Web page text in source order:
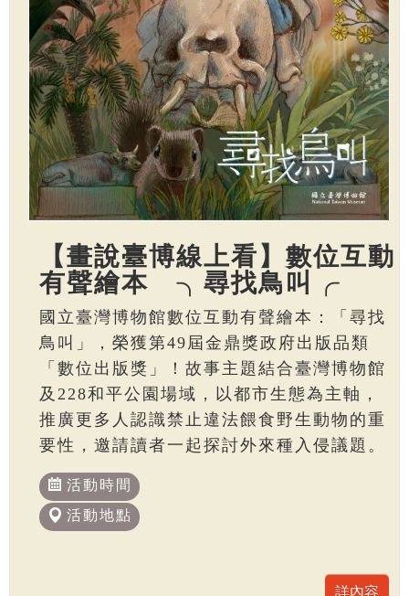
【畫說臺博線上看】數位互動
有聲繪本 ╮尋找鳥叫╭
國立臺灣博物館數位互動有聲繪本：「尋找
鳥叫」，榮獲第49屆金鼎獎政府出版品類
「數位出版獎」！故事主題結合臺灣博物館
及228和平公園場域，以都市生態為主軸，
推廣更多人認識禁止違法餵食野生動物的重
要性，邀請讀者一起探討外來種入侵議題。
活動時間
活動地點